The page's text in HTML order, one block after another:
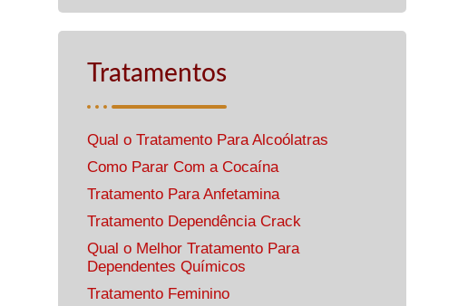
Tratamentos
Qual o Tratamento Para Alcoólatras
Como Parar Com a Cocaína
Tratamento Para Anfetamina
Tratamento Dependência Crack
Qual o Melhor Tratamento Para
Dependentes Químicos
Tratamento Feminino